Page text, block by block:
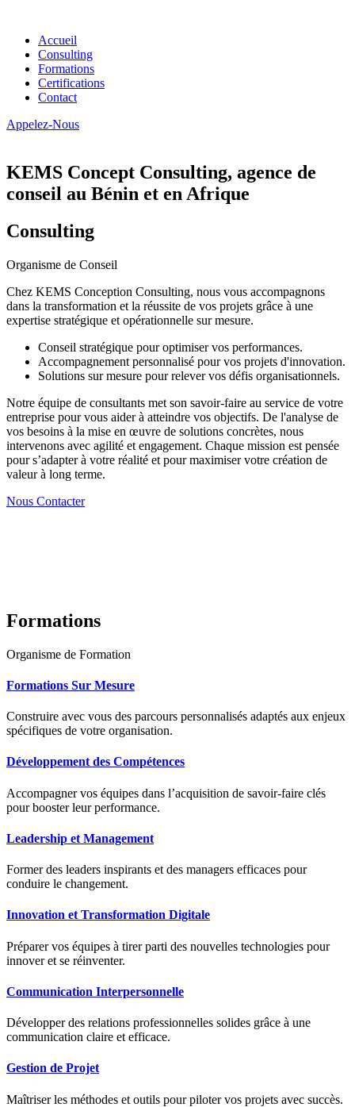
Accueil
Consulting
Formations
Certifications
Contact
Appelez-Nous
KEMS Concept Consulting, agence de
conseil au Bénin et en Afrique
Consulting
Organisme de Conseil
Chez KEMS Conception Consulting, nous vous accompagnons
dans la transformation et la réussite de vos projets grâce à une
expertise stratégique et opérationnelle sur mesure.
Conseil stratégique pour optimiser vos performances.
Accompagnement personnalisé pour vos projets d'innovation.
Solutions sur mesure pour relever vos défis organisationnels.
Notre équipe de consultants met son savoir-faire au service de votre
entreprise pour vous aider à atteindre vos objectifs. De l'analyse de
vos besoins à la mise en œuvre de solutions concrètes, nous
intervenons avec agilité et engagement. Chaque mission est pensée
pour s’adapter à votre réalité et pour maximiser votre création de
valeur à long terme.
Nous Contacter
Formations
Organisme de Formation
Formations Sur Mesure
Construire avec vous des parcours personnalisés adaptés aux enjeux
spécifiques de votre organisation.
Développement des Compétences
Accompagner vos équipes dans l’acquisition de savoir-faire clés
pour booster leur performance.
Leadership et Management
Former des leaders inspirants et des managers efficaces pour
conduire le changement.
Innovation et Transformation Digitale
Préparer vos équipes à tirer parti des nouvelles technologies pour
innover et se réinventer.
Communication Interpersonnelle
Développer des relations professionnelles solides grâce à une
communication claire et efficace.
Gestion de Projet
Maîtriser les méthodes et outils pour piloter vos projets avec succès.